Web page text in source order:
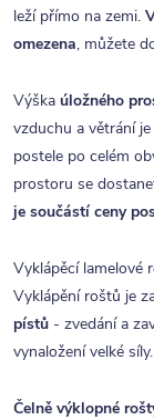
leží přímo na zemi.
omezena, můžete
Výška úložného
vzduchu a větrání
postele po celém
prostoru se
je součástí ceny
Vyklápěcí lamelové
Vyklápění roštů je
pístů - zvedání a
vynaložení velké síly.
Čelně výklopné